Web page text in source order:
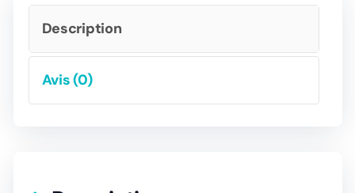
Description
Avis (0)